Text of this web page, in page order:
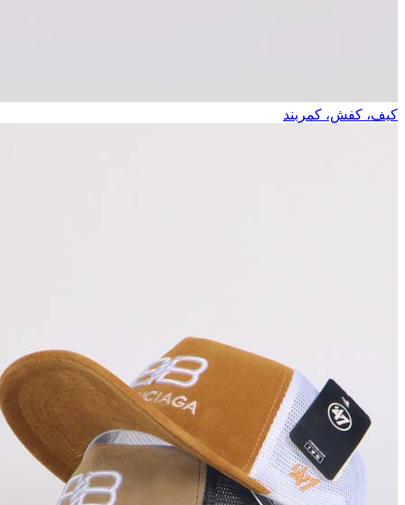
کیف، کفش، کمربند